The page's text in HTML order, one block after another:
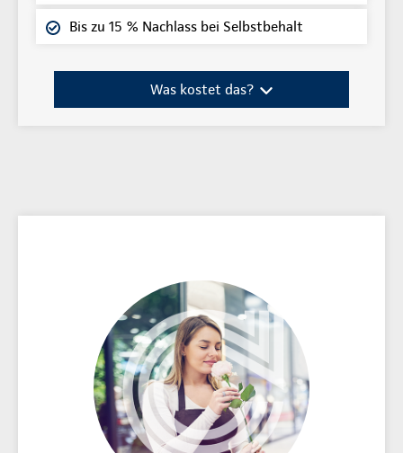
Bis zu 15 % Nachlass bei Selbstbehalt
Was kostet das?